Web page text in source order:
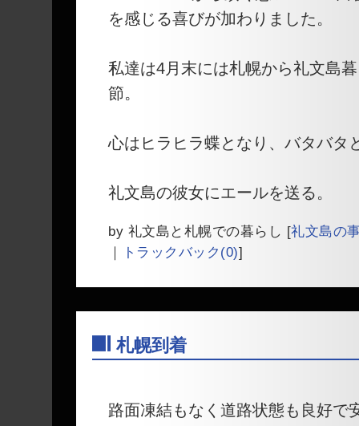
を感じる喜びが加わりました。
私達は4月末には札幌から礼文島
節。
心はヒラヒラ蝶となり、バタバタ
礼文島の彼女にエールを送る。
by 礼文島と札幌での暮らし [礼文島の
｜
トラックバック(0)]
札幌到着
路面凍結もなく道路状態も良好で